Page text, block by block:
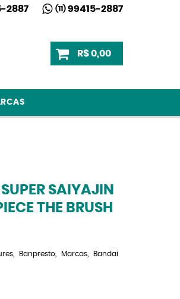
2887 (11)99415-2887
R$ 0,00
SAIYAJIN
THE BRUSH
Banpresto Marcas
Bandai